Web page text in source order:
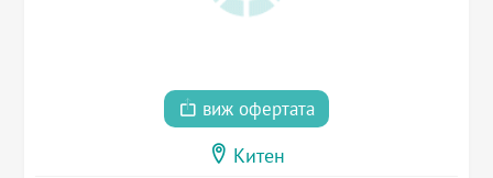
виж офертата
Китен